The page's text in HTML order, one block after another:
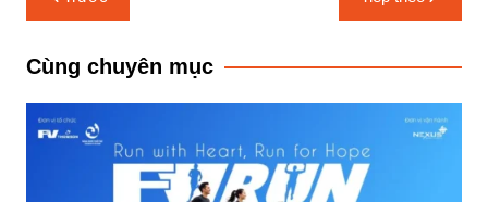
hướng
bài
Cùng chuyên mục